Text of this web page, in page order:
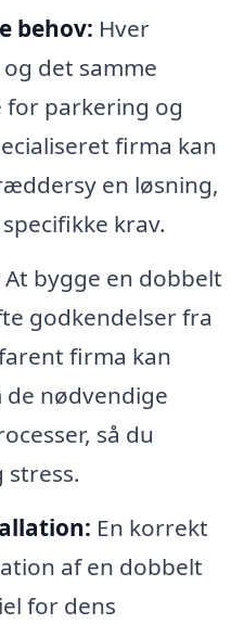
behov: Hver
det samme
parkering og
firma kan
en løsning,
krav.
At bygge en dobbelt
godkendelser fra
firma kan
nødvendige
så du
stress.
En korrekt
af en dobbelt
for dens